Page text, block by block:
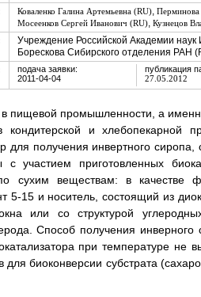
Коваленко Галина Артемьевна (RU), Перминова
Мосеенков Сергей Иванович (RU), Кузнецов
Учреждение Российской Академии наук
Борескова Сибирского отделения РАН
подача заявки:
2011-04-04
публикация
27.05.2012
пищевой промышленности, а
и хлебопекарной
для получения инвертного
участием приготовленных
сухим веществам: в качестве
5-15 и носитель, состоящий из
или со структурой
Способ получения
при температуре не
биоконверсии субстрата